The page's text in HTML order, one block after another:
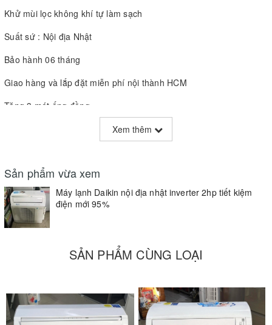
Khử mùi lọc không khí tự làm sạch
Suất sứ : Nội địa Nhật
Bảo hành 06 tháng
Giao hàng và lắp đặt miễn phí nội thành HCM
Tặng 3 mét ống đồng
Sản phẩm hỗ trợ trả góp trả chậm từ 3 tháng đến 1 năm
Địa chỉ : 429 Vườn Lài Phường Phú thọ Hoà Quận Tân Phú
TP.HCM
Điện thoại : - 0912911680 - 0937602399 -0977993598
Xem thêm
Sản phẩm vừa xem
Máy lạnh Daikin nội địa nhật inverter 2hp tiết kiệm
điện mới 95%
SẢN PHẨM CÙNG LOẠI